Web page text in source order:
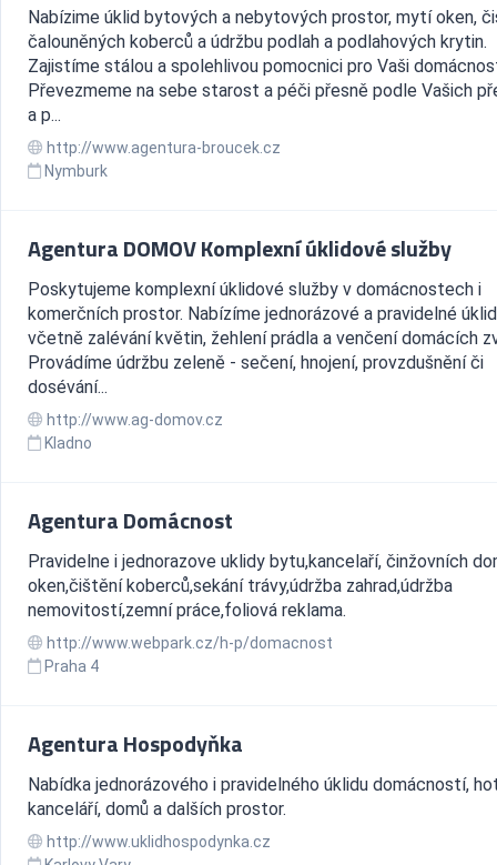
Nabízime úklid bytových a nebytových prostor, mytí oken,
čalouněných koberců a údržbu podlah a podlahových krytin.
Zajistíme stálou a spolehlivou pomocnici pro Vaši
Převezmeme na sebe starost a péči přesně podle Vašich
a p...
http://www.agentura-broucek.cz
Nymburk
Agentura DOMOV Komplexní úklidové služby
Poskytujeme komplexní úklidové služby v domácnostech i
komerčních prostor. Nabízíme jednorázové a pravidelné
včetně zalévání květin, žehlení prádla a venčení domácích
Provádíme údržbu zeleně - sečení, hnojení, provzdušnění či
dosévání...
http://www.ag-domov.cz
Kladno
Agentura Domácnost
Pravidelne i jednorazove uklidy bytu,kancelaří, činžovních
oken,čištění koberců,sekání trávy,údržba zahrad,údržba
nemovitostí,zemní práce,foliová reklama.
http://www.webpark.cz/h-p/domacnost
Praha 4
Agentura Hospodyňka
Nabídka jednorázového i pravidelného úklidu domácností,
kanceláří, domů a dalších prostor.
http://www.uklidhospodynka.cz